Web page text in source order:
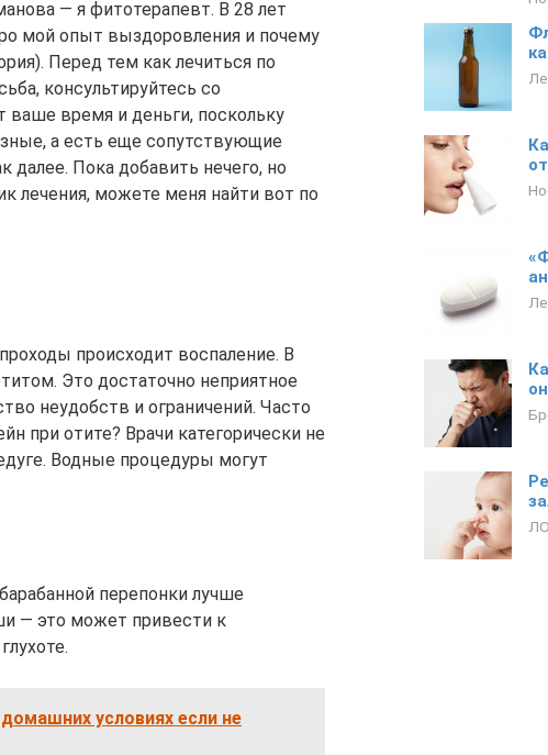
— я фитотерапевт. В 28 лет
мой опыт выздоровления и почему
Перед тем как лечиться по
консультируйтесь со
время и деньги, поскольку
а есть еще сопутствующие
далее. Пока добавить нечего, но
лечения, можете меня найти вот по
происходит воспаление. В
Это достаточно неприятное
неудобств и ограничений. Часто
при отите? Врачи категорически не
Водные процедуры могут
перепонки лучше
— это может привести к
условиях если не